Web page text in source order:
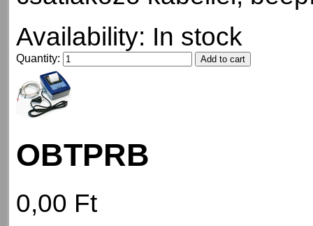
Availability: In stock
Quantity:
OBTPRB
0,00 Ft